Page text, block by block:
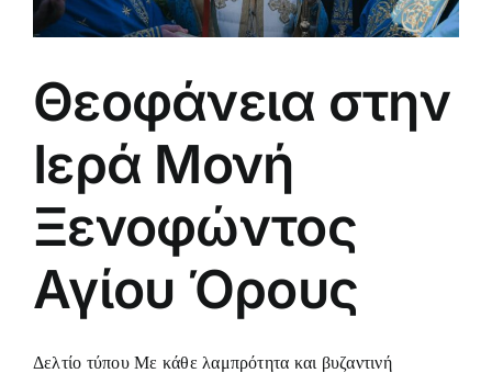
Θεοφάνεια στην
Ιερά Μονή
Ξενοφώντος
Αγίου Όρους
Δελτίο τύπου Με κάθε λαμπρότητα και βυζαντινή